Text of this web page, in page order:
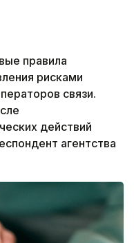
правила
рисками
связи.
действий
агентства